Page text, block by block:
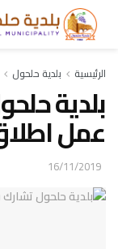
الرئيسية بلدية حلحول
بلدية
عمل
16/11/2019